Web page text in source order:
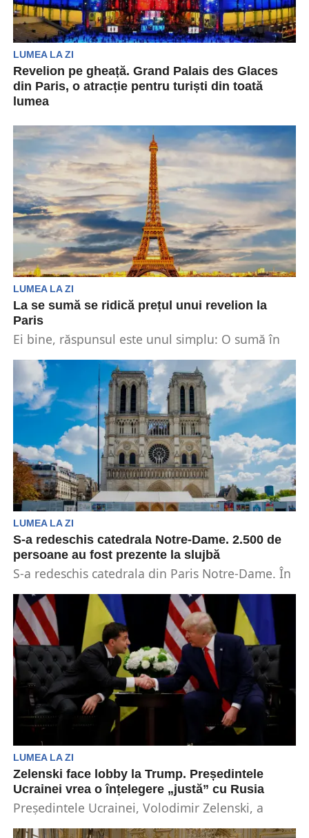
LUMEA LA ZI
Revelion pe gheață. Grand Palais des Glaces
din Paris, o atracție pentru turiști din toată
lumea
Foarte multe lucruri! În sezonul festiv din...
LUMEA LA ZI
La se sumă se ridică prețul unui revelion la
Paris
Ei bine, răspunsul este unul simplu: O sumă în
LUMEA LA ZI
S-a redeschis catedrala Notre-Dame. 2.500 de
persoane au fost prezente la slujbă
S-a redeschis catedrala din Paris Notre-Dame. În
LUMEA LA ZI
Zelenski face lobby la Trump. Președintele
Ucrainei vrea o înțelegere „justă” cu Rusia
Președintele Ucrainei, Volodimir Zelenski, a